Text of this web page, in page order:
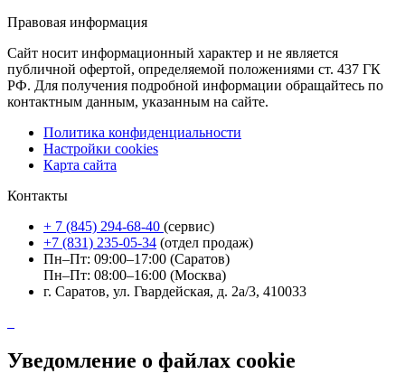
Правовая информация
Сайт носит информационный характер и не является
публичной офертой, определяемой положениями ст. 437 ГК
РФ. Для получения подробной информации обращайтесь по
контактным данным, указанным на сайте.
Политика конфиденциальности
Настройки cookies
Карта сайта
Контакты
+ 7 (845) 294-68-40 (сервис)
+7 (831) 235-05-34 (отдел продаж)
Пн–Пт: 09:00–17:00 (Саратов)
Пн–Пт: 08:00–16:00 (Москва)
г. Саратов, ул. Гвардейская, д. 2а/3, 410033
Уведомление о файлах cookie